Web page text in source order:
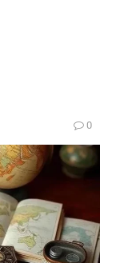
0